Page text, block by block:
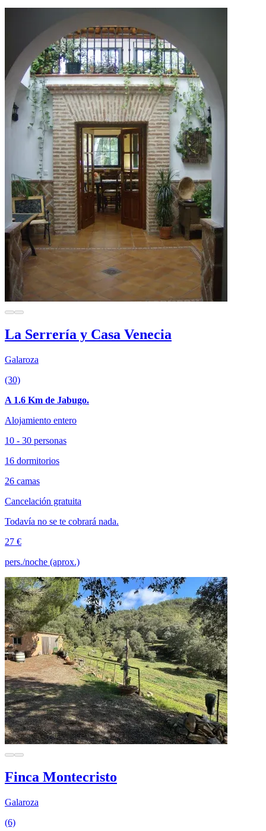
La Serrería y Casa Venecia
Galaroza
(30)
A 1.6 Km de Jabugo.
Alojamiento entero
10 - 30 personas
16 dormitorios
26 camas
Cancelación gratuita
Todavía no se te cobrará nada.
27 €
pers./noche (aprox.)
Finca Montecristo
Galaroza
(6)